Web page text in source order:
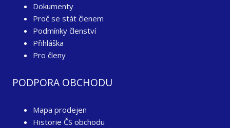
Dokumenty
Proč se stát členem
Podmínky členství
Přihláška
Pro členy
PODPORA OBCHODU
Mapa prodejen
Historie ČS obchodu